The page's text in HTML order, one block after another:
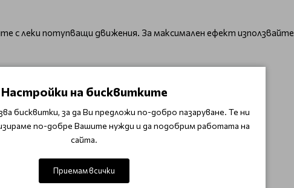
с леки потупващи движения. За максимален ефект използвайте
Настройки на бисквитките
бисквитки, за да Ви предложи по-добро пазаруване. Те ни
по-добре Вашите нужди и да подобрим работата на
сайта.
Приемам всички